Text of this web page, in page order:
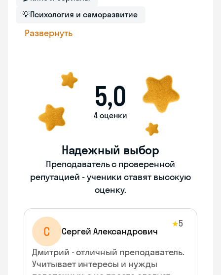
💡Психология и саморазвитие
Развернуть
5,0
4 оценки
Надежный выбор
Преподаватель с проверенной
репутацией - ученики ставят высокую
оценку.
С Сергей Александрович
★5
Дмитрий - отличный преподаватель.
Учитывает интересы и нужды